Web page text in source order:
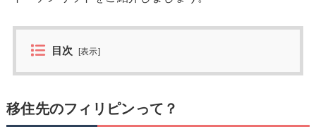
目次 [表示]
移住先のフィリピンって？